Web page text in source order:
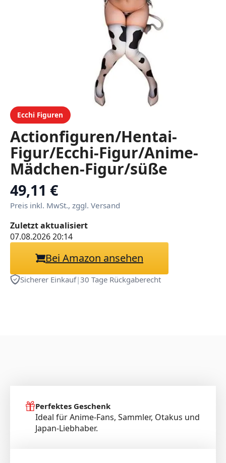
Ecchi Figuren
Actionfiguren/Hentai-
Figur/Ecchi-Figur/Anime-
Mädchen-Figur/süße
Puppe/Figurenspielzeug/
Sammlung/Sammlerstück-
Display/PVC/1/7.
49,11 €
Preis inkl. MwSt., zggl. Versand
Zuletzt aktualisiert
07.08.2026 20:14
Bei Amazon ansehen
Sicherer Einkauf|30 Tage Rückgaberecht
Perfektes Geschenk
Ideal für Anime-Fans, Sammler, Otakus und
Japan-Liebhaber.